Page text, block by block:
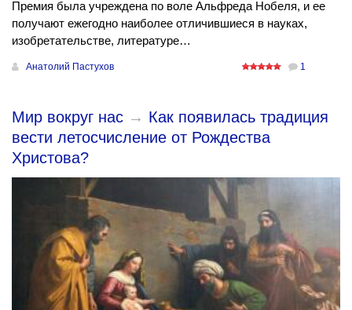
Премия была учреждена по воле Альфреда Нобеля, и ее
получают ежегодно наиболее отличившиеся в науках,
изобретательстве, литературе…
Анатолий Пастухов 1
Мир вокруг нас → Как появилась традиция
вести летосчисление от Рождества
Христова?